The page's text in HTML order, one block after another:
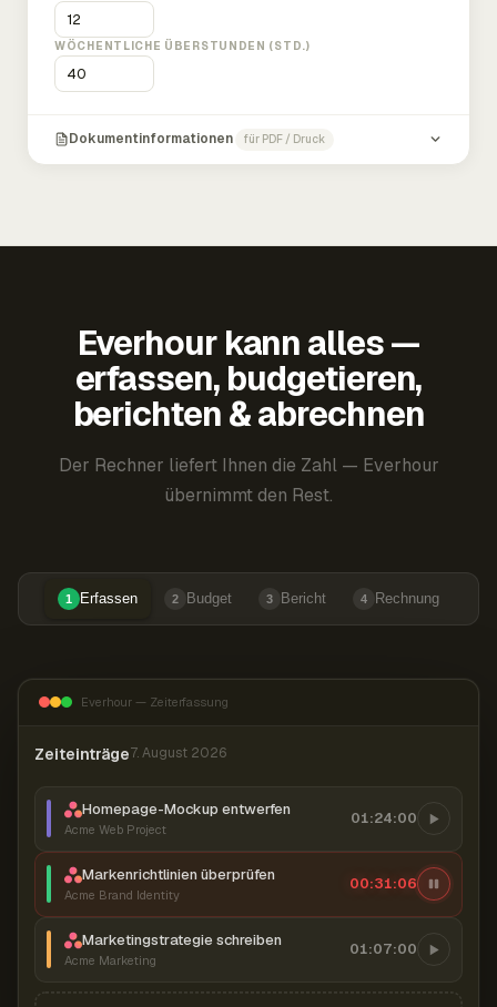
WÖCHENTLICHE ÜBERSTUNDEN (STD.)
Dokumentinformationen für PDF / Druck
Everhour kann alles —
erfassen, budgetieren,
berichten & abrechnen
Der Rechner liefert Ihnen die Zahl — Everhour
übernimmt den Rest.
1 Erfassen 2 Budget 3 Bericht 4 Rechnung
Everhour — Zeiterfassung
Zeiteinträge7. August 2026
Homepage-Mockup entwerfen
Acme Web Project
01:24:00
Markenrichtlinien überprüfen
Acme Brand Identity
00:31:07
Marketingstrategie schreiben
Acme Marketing
01:07:00